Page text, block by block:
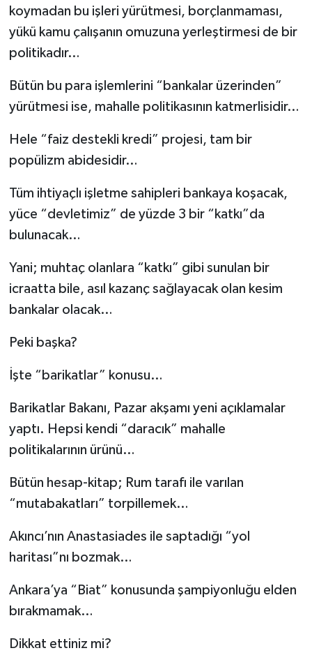
koymadan bu işleri yürütmesi, borçlanmaması,
yükü kamu çalışanın omuzuna yerleştirmesi de bir
politikadır…
Bütün bu para işlemlerini “bankalar üzerinden”
yürütmesi ise, mahalle politikasının katmerlisidir…
Hele “faiz destekli kredi” projesi, tam bir
popülizm abidesidir…
Tüm ihtiyaçlı işletme sahipleri bankaya koşacak,
yüce “devletimiz” de yüzde 3 bir “katkı”da
bulunacak…
Yani; muhtaç olanlara “katkı” gibi sunulan bir
icraatta bile, asıl kazanç sağlayacak olan kesim
bankalar olacak…
Peki başka?
İşte “barikatlar” konusu…
Barikatlar Bakanı, Pazar akşamı yeni açıklamalar
yaptı. Hepsi kendi “daracık” mahalle
politikalarının ürünü…
Bütün hesap-kitap; Rum tarafı ile varılan
“mutabakatları” torpillemek…
Akıncı’nın Anastasiades ile saptadığı “yol
haritası”nı bozmak…
Ankara’ya “Biat” konusunda şampiyonluğu elden
bırakmamak…
Dikkat ettiniz mi?